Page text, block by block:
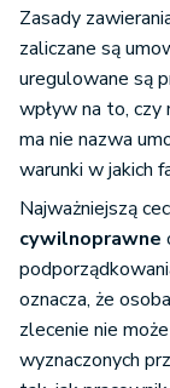
Zasady
zaliczane są
uregulowane są
wpływ na to, czy
ma nie nazwa
warunki w jakich
Najważniejszą
cywilnoprawne
oznacza, że
zlecenie nie
wyznaczonych